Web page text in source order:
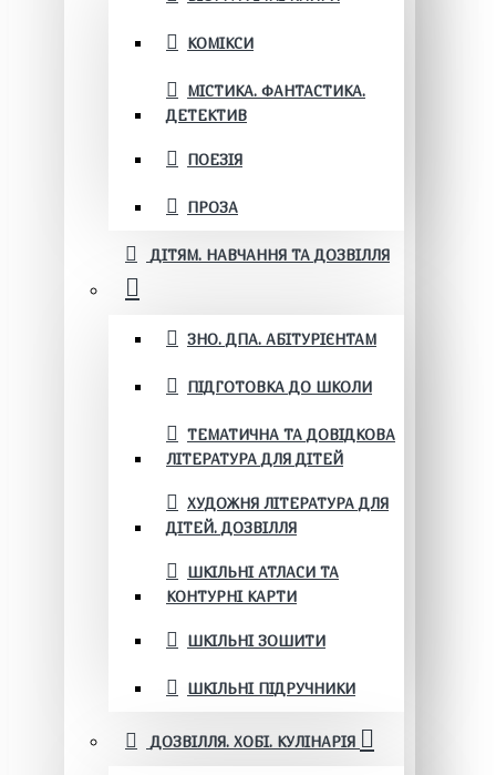
КОМІКСИ
МІСТИКА. ФАНТАСТИКА.
ДЕТЕКТИВ
ПОЕЗІЯ
ПРОЗА
ДІТЯМ. НАВЧАННЯ ТА ДОЗВІЛЛЯ
ЗНО. ДПА. АБІТУРІЄНТАМ
ПІДГОТОВКА ДО ШКОЛИ
ТЕМАТИЧНА ТА ДОВІДКОВА
ЛІТЕРАТУРА ДЛЯ ДІТЕЙ
ХУДОЖНЯ ЛІТЕРАТУРА ДЛЯ
ДІТЕЙ. ДОЗВІЛЛЯ
ШКІЛЬНІ АТЛАСИ ТА
КОНТУРНІ КАРТИ
ШКІЛЬНІ ЗОШИТИ
ШКІЛЬНІ ПІДРУЧНИКИ
ДОЗВІЛЛЯ. ХОБІ. КУЛІНАРІЯ